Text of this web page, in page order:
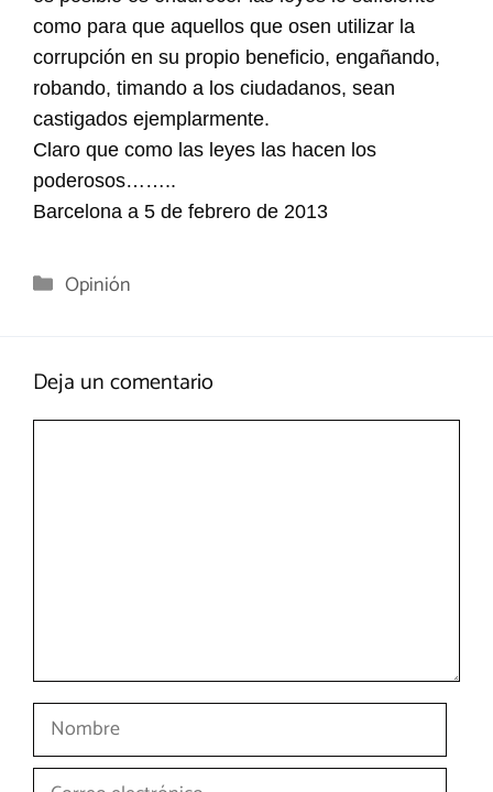
como para que aquellos que osen utilizar la
corrupción en su propio beneficio, engañando,
robando, timando a los ciudadanos, sean
castigados ejemplarmente.
Claro que como las leyes las hacen los
poderosos……..
Barcelona a 5 de febrero de 2013
Categorías
Opinión
Deja un comentario
Nombre
Correo